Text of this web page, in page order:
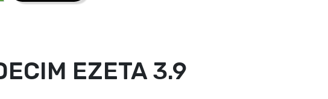
EZETA 3.9